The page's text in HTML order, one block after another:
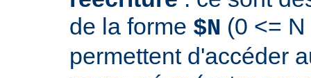
de la forme $N (0 <=
permettent d'accéder